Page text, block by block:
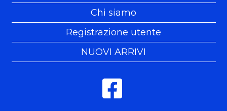
Chi siamo
Registrazione utente
NUOVI ARRIVI